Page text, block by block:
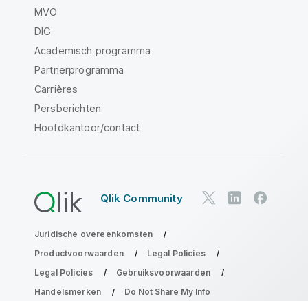
MVO
DIG
Academisch programma
Partnerprogramma
Carrières
Persberichten
Hoofdkantoor/contact
Qlik Community
Juridische overeenkomsten
Productvoorwaarden
Legal Policies
Legal Policies
Gebruiksvoorwaarden
Handelsmerken
Do Not Share My Info